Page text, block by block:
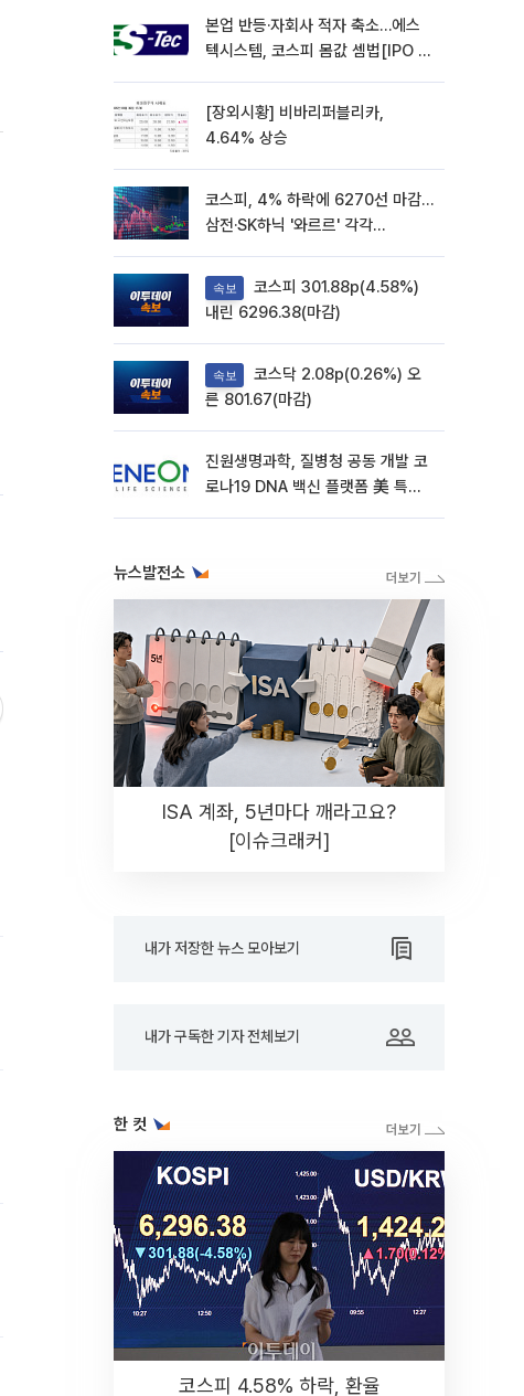
본업 반등·자회사 적자 축소…에스
텍시스템, 코스피 몸값 셈법[IPO 엑
[장외시황] 비바리퍼블리카,
4.64% 상승
코스피, 4% 하락에 6270선 마감…
삼전·SK하닉 '와르르' 각각
속보
내린 6296.38(마감)
속보
른 801.67(마감)
진원생명과학, 질병청 공동 개발 코
로나19 DNA 백신 플랫폼 美 특허
뉴스발전소
ISA 계좌, 5년마다 깨라고요?
[이슈크래커]
내가 저장한 뉴스 모아보기
내가 구독한 기자 전체보기
한 컷
코스피 4.58% 하락, 환율